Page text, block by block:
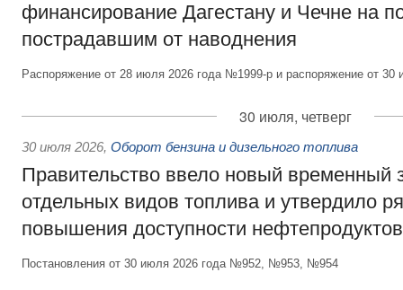
финансирование Дагестану и Чечне на
пострадавшим от наводнения
Распоряжение от 28 июля 2026 года №1999-р и распоряжение от
30 июля, четверг
30 июля 2026, Оборот бензина и дизельного топлива
Правительство ввело новый временный
отдельных видов топлива и утвердило
повышения доступности нефтепродуктов
Постановления от 30 июля 2026 года №952, №953, №954